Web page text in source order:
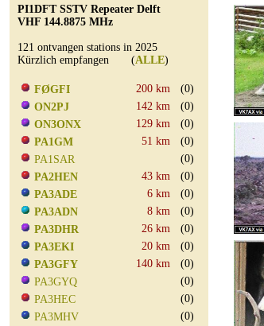
PI1DFT SSTV Repeater Delft
VHF 144.8875 MHz
121 ontvangen stations in 2025
Kürzlich empfangen (ALLE)
FØGFI 200 km
(0)
ON2PJ
142 km
(0)
ON3ONX
129 km
(0)
PA1GM
51 km
(0)
PA1SAR
(0)
PA2HEN
43 km
(0)
PA3ADE
6 km
(0)
PA3ADN
8 km
(0)
PA3DHR
26 km
(0)
PA3EKI
20 km
(0)
PA3GFY
140 km
(0)
PA3GYQ
(0)
PA3HEC
(0)
PA3MHV
(0)